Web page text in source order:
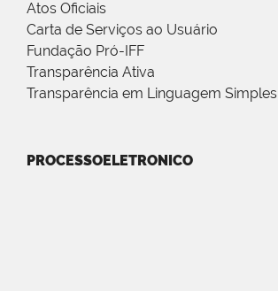
Atos Oficiais
Carta de Serviços ao Usuário
Fundação Pró-IFF
Transparência Ativa
Transparência em Linguagem Simples
PROCESSOELETRONICO